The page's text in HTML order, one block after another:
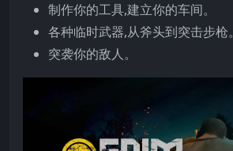
制作你的工具,建立你的车间。
各种临时武器,从斧头到突击步枪。
突袭你的敌人。